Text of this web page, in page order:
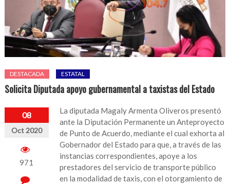
DESTACADA ESTATAL
Solicita Diputada apoyo gubernamental a taxistas del Estado
08
Oct 2020
971
La diputada Magaly Armenta Oliveros presentó
ante la Diputación Permanente un Anteproyecto
de Punto de Acuerdo, mediante el cual exhorta al
Gobernador del Estado para que, a través de las
instancias correspondientes, apoye a los
prestadores del servicio de transporte público
en la modalidad de taxis, con el otorgamiento de